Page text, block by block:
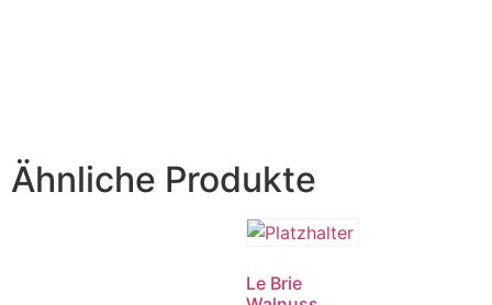
Ähnliche Produkte
Le Brie